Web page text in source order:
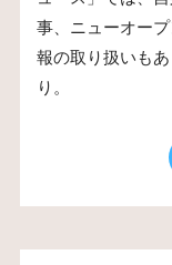
事、ニューオー
報の取り扱いも
り。